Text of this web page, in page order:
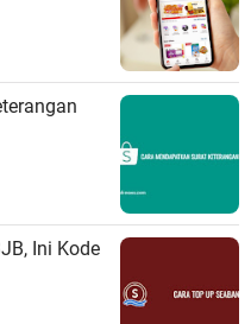
Ini Kode